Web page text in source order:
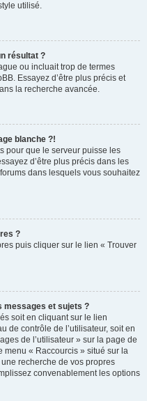
utilisé.
résultat ?
ou incluait trop de termes
Essayez d’être plus précis et
la recherche avancée.
blanche ?!
pour que le serveur puisse les
d’être plus précis dans les
dans lesquels vous souhaitez
?
puis cliquer sur le lien « Trouver
messages et sujets ?
soit en cliquant sur le lien
de contrôle de l’utilisateur, soit en
de l’utilisateur » sur la page de
menu « Raccourcis » situé sur la
recherche de vos propres
convenablement les options